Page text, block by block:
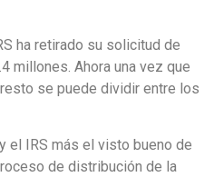
ha retirado su solicitud de
millones. Ahora una vez que
se puede dividir entre los
el IRS más el visto bueno de
de distribución de la